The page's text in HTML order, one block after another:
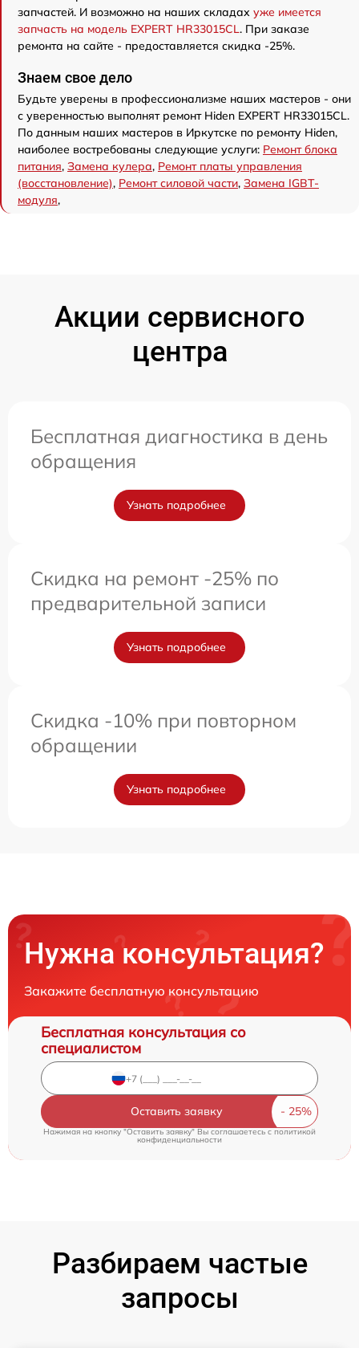
запчастей. И возможно на наших складах уже имеется
запчасть на модель EXPERT HR33015CL. При заказе
ремонта на сайте - предоставляется скидка -25%.
Знаем свое дело
Будьте уверены в профессионализме наших мастеров - они
с уверенностью выполнят ремонт Hiden EXPERT HR33015CL.
По данным наших мастеров в Иркутске по ремонту Hiden,
наиболее востребованы следующие услуги: Ремонт блока
питания, Замена кулера, Ремонт платы управления
(восстановление), Ремонт силовой части, Замена IGBT-
модуля,
Акции сервисного
центра
Бесплатная диагностика в день
обращения
Узнать подробнее
Скидка на ремонт -25% по
предварительной записи
Узнать подробнее
Скидка -10% при повторном
обращении
Узнать подробнее
Нужна консультация?
Закажите бесплатную консультацию
Бесплатная консультация со
специалистом
Оставить заявку
Нажимая на кнопку "Оставить заявку" Вы соглашаетесь c политикой
конфиденциальности
Разбираем частые
запросы